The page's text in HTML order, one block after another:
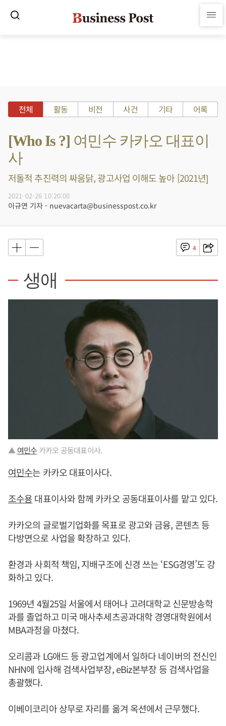
전체 활동 비전 사건 기타 어록
[Who Is ?] 여민수 카카오 대표이
사
저돌적 추진력의 싸움닭, 광고사업 이해도 높아 [2021년]
2021-02-26 10:20:00
이규연 기자 - nuevacarta@businesspost.co.kr
4
생애
▲여민수 카카오 공동대표이사.
여민수는 카카오 대표이사다.
조수용대표이사와 함께 카카오 공동대표이사를 맡고 있다.
카카오의 글로벌기업화를 목표로 광고와 금융, 콘텐츠 등
다방면으로 사업을 확장하고 있다.
환경과 사회적 책임, 지배구조에 신경 쓰는 ‘ESG경영’도 강
화하고 있다.
1969년 4월25일 서울에서 태어나 고려대학교 신문방송학
과를 졸업하고 미국 매사추세츠공과대학 경영대학원에서
MBA과정을 마쳤다.
오리콤과 LG애드 등 광고업계에서 일하다 네이버의 전신인
NHN에 입사해 검색사업부장, eBiz본부장 등 검색사업을
총괄했다.
이베이코리아 상무로 자리를 옮겨 옥션에서 근무했다.